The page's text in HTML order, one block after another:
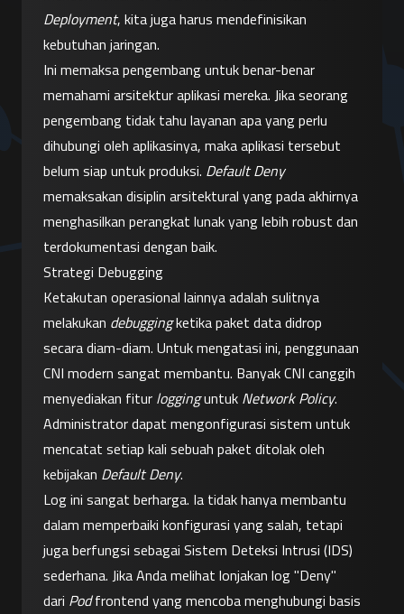
Deployment, kita juga harus mendefinisikan
kebutuhan jaringan.
Ini memaksa pengembang untuk benar-benar
memahami arsitektur aplikasi mereka. Jika seorang
pengembang tidak tahu layanan apa yang perlu
dihubungi oleh aplikasinya, maka aplikasi tersebut
belum siap untuk produksi. Default Deny
memaksakan disiplin arsitektural yang pada akhirnya
menghasilkan perangkat lunak yang lebih robust dan
terdokumentasi dengan baik.
Strategi Debugging
Ketakutan operasional lainnya adalah sulitnya
melakukan debugging ketika paket data didrop
secara diam-diam. Untuk mengatasi ini, penggunaan
CNI modern sangat membantu. Banyak CNI canggih
menyediakan fitur logging untuk Network Policy.
Administrator dapat mengonfigurasi sistem untuk
mencatat setiap kali sebuah paket ditolak oleh
kebijakan Default Deny.
Log ini sangat berharga. Ia tidak hanya membantu
dalam memperbaiki konfigurasi yang salah, tetapi
juga berfungsi sebagai Sistem Deteksi Intrusi (IDS)
sederhana. Jika Anda melihat lonjakan log "Deny"
dari Pod frontend yang mencoba menghubungi basis